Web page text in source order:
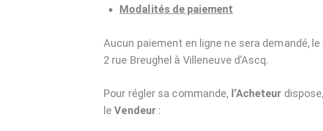
Modalités de paiement
Aucun paiement en ligne ne sera demandé,
2 rue Breughel à Villeneuve d’Ascq.
Pour régler sa commande, l’Acheteur
leVendeur :